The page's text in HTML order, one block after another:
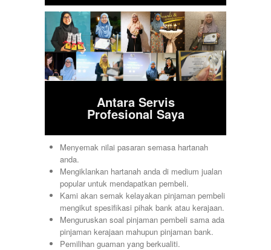
Antara Servis
Profesional Saya
Menyemak nilai pasaran semasa hartanah
anda.
Mengiklankan hartanah anda di medium jualan
popular untuk mendapatkan pembeli.
Kami akan semak kelayakan pinjaman pembeli
mengikut spesifikasi pihak bank atau kerajaan.
Menguruskan soal pinjaman pembeli sama ada
pinjaman kerajaan mahupun pinjaman bank.
Pemilihan guaman yang berkualiti.